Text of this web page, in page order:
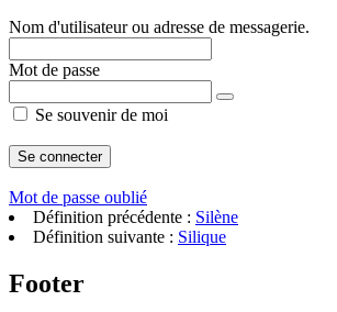
Nom d'utilisateur ou adresse de messagerie.
Mot de passe
Se souvenir de moi
Mot de passe oublié
Définition précédente : Silène
Définition suivante : Silique
Footer